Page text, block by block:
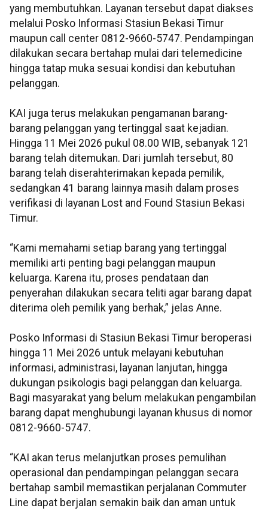
yang membutuhkan. Layanan tersebut dapat diakses
melalui Posko Informasi Stasiun Bekasi Timur
maupun call center 0812-9660-5747. Pendampingan
dilakukan secara bertahap mulai dari telemedicine
hingga tatap muka sesuai kondisi dan kebutuhan
pelanggan.
KAI juga terus melakukan pengamanan barang-
barang pelanggan yang tertinggal saat kejadian.
Hingga 11 Mei 2026 pukul 08.00 WIB, sebanyak 121
barang telah ditemukan. Dari jumlah tersebut, 80
barang telah diserahterimakan kepada pemilik,
sedangkan 41 barang lainnya masih dalam proses
verifikasi di layanan Lost and Found Stasiun Bekasi
Timur.
“Kami memahami setiap barang yang tertinggal
memiliki arti penting bagi pelanggan maupun
keluarga. Karena itu, proses pendataan dan
penyerahan dilakukan secara teliti agar barang dapat
diterima oleh pemilik yang berhak,” jelas Anne.
Posko Informasi di Stasiun Bekasi Timur beroperasi
hingga 11 Mei 2026 untuk melayani kebutuhan
informasi, administrasi, layanan lanjutan, hingga
dukungan psikologis bagi pelanggan dan keluarga.
Bagi masyarakat yang belum melakukan pengambilan
barang dapat menghubungi layanan khusus di nomor
0812-9660-5747.
“KAI akan terus melanjutkan proses pemulihan
operasional dan pendampingan pelanggan secara
bertahap sambil memastikan perjalanan Commuter
Line dapat berjalan semakin baik dan aman untuk